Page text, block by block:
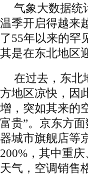
气象大数据统
温季开启得越来
了55年以来的罕
其是在东北地区
在过去，东北
方地区凉快，因
增，突如其来的
富贵”。京东方
器城市旗舰店等
200%，其中重
天气，空调销售